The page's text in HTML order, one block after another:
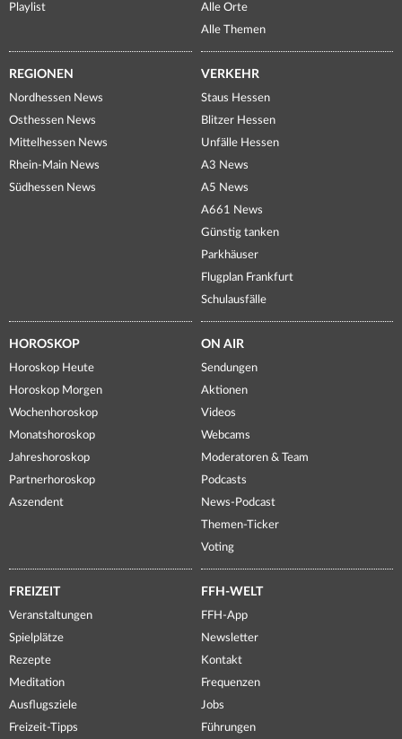
Playlist
Alle Orte
Alle Themen
REGIONEN
Nordhessen News
Osthessen News
Mittelhessen News
Rhein-Main News
Südhessen News
VERKEHR
Staus Hessen
Blitzer Hessen
Unfälle Hessen
A3 News
A5 News
A661 News
Günstig tanken
Parkhäuser
Flugplan Frankfurt
Schulausfälle
HOROSKOP
Horoskop Heute
Horoskop Morgen
Wochenhoroskop
Monatshoroskop
Jahreshoroskop
Partnerhoroskop
Aszendent
ON AIR
Sendungen
Aktionen
Videos
Webcams
Moderatoren & Team
Podcasts
News-Podcast
Themen-Ticker
Voting
FREIZEIT
Veranstaltungen
Spielplätze
Rezepte
Meditation
Ausflugsziele
Freizeit-Tipps
FFH-WELT
FFH-App
Newsletter
Kontakt
Frequenzen
Jobs
Führungen